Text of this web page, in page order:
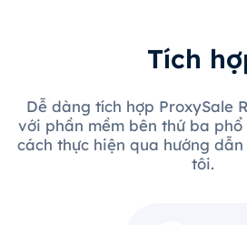
Tích
Dễ dàng tích hợp ProxySale
với phần mềm bên thứ ba phổ
cách thực hiện qua hướng
tôi.